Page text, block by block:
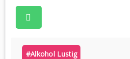
#alkohol Lustig